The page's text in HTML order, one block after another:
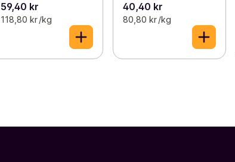
59,40 kr
118,80 kr /kg
40,40 kr
80,80 kr /kg